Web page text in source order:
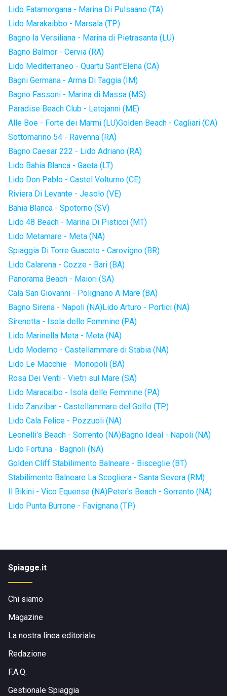
Lido Fatamorgana - Marina Di Pulsaano (TA)
Lido Marakaibbo - Marsala (TP)
Bagno la Versiliana - Marina di Pietrasanta (LU)
Bagno Balmor - Cervia (RA)
Lido Mediterraneo - Quartu Sant'Elena (CA)
Bagni Germana - Arma Di Taggia (IM)
Bagno Fassoni - Marina di Massa (MS)
Paradise Beach Club - Letojanni (ME)
Alle Boe - Forte dei Marmi (LU)Golden Beach - Cagliari (CA)
Sottomarino 54 - Ravenna (RA)
Bagno Caesar 222 - Lido Adriano (RA)
Lido Bahia Blanca - Gaeta (LT)
Lido Don Pablo - Castel Volturno (CE)
Riviera Di Levante - Jesolo (VE)
Bahia Blanca - Spotorno (SV)
Lido 48 Beach - Marina Di Pisticci (MT)
Lido Metamare - Meta (NA)
Spiaggia Di Torre Guaceto - Carovigno (BR)
Lido Calarena - Cozze - Bari (BA)
Panorama Beach - Maiori (SA)
Cala San Giovanni - Polignano A Mare (BA)
Bagno Sirena - Napoli (NA)Lido Arturo - Portici (NA)
Sirenetta - Isola delle Femmine (PA)
Lido Marinella Meta - Meta (NA)
Lido Moderno - Castellammare di Stabia (NA)
Lido Le Macchie - Monopoli (BA)
Rosa Dei Venti - Vietri sul Mare (SA)
Lido Maracaibo - Isola delle Femmine (PA)
Lido Zanzibar - Castellammare del Golfo (TP)
Lido Cala Felice - Pozzuoli (NA)
Leonelli's Beach - Sorrento (NA)Bagno Ideal - Napoli (NA)
Lido Fortuna - Bagnoli (NA)
Golden Cliff Stabilimento Balneare - Bisceglie (BT)
Stabilimento Balneare La Scogliera - Santa Severa (RM)
Il Bikini - Vico Equense (NA)Peter's Beach - Sorrento (NA)
Lido Punta Burrone - Favignana (TP)
Spiagge.it
Chi siamo
Magazine
La nostra linea editoriale
Redazione
F.A.Q.
Gestionale Spiaggia